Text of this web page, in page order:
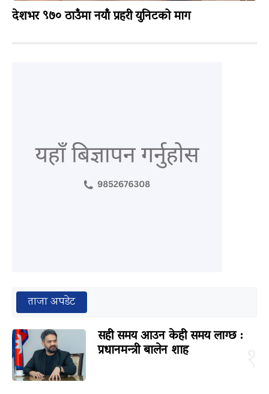
देशभर ९७० ठाउँमा नयाँ प्रहरी युनिटको माग
ताजा अपडेट
सही समय आउन केही समय लाग्छ :
प्रधानमन्त्री बालेन शाह